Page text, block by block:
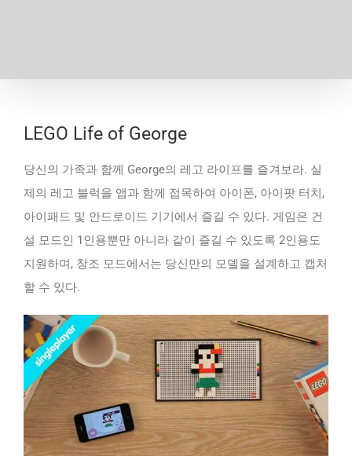
LEGO Life of George
당신의 가족과 함께 George의 레고 라이프를 즐겨보라. 실
제의 레고 블럭을 앱과 함께 접목하여 아이폰, 아이팟 터치,
아이패드 및 안드로이드 기기에서 즐길 수 있다. 게임은 건
설 모드인 1인용뿐만 아니라 같이 즐길 수 있도록 2인용도
지원하며, 창조 모드에서는 당신만의 모델을 설계하고 캡처
할 수 있다.